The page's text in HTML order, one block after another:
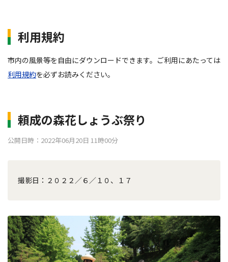
利用規約
市内の風景等を自由にダウンロードできます。ご利用にあたっては
利用規約を必ずお読みください。
頼成の森花しょうぶ祭り
公開日時：2022年06月20日 11時00分
撮影日：２０２２／６／１０、１７